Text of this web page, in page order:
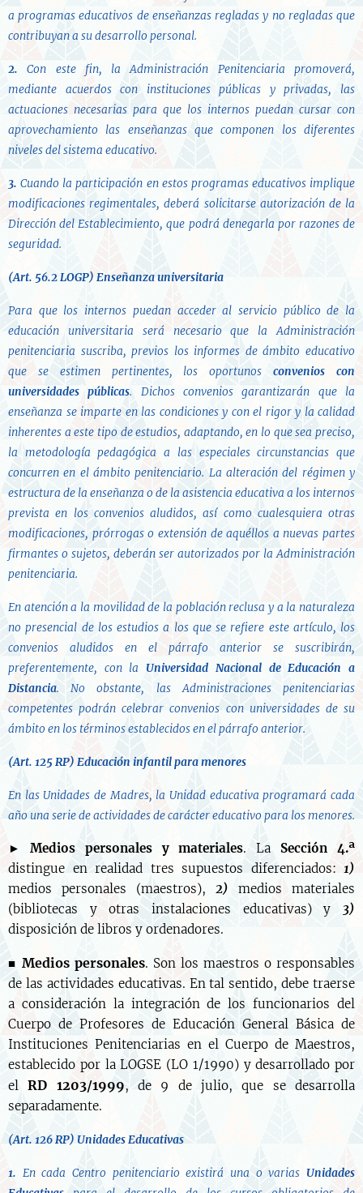
a programas educativos de enseñanzas regladas y no regladas que
contribuyan a su desarrollo personal.
2. Con este fin, la Administración Penitenciaria promoverá,
mediante acuerdos con instituciones públicas y privadas, las
actuaciones necesarias para que los internos puedan cursar con
aprovechamiento las enseñanzas que componen los diferentes
niveles del sistema educativo.
3. Cuando la participación en estos programas educativos implique
modificaciones regimentales, deberá solicitarse autorización de la
Dirección del Establecimiento, que podrá denegarla por razones de
seguridad.
(Art. 56.2 LOGP) Enseñanza universitaria
Para que los internos puedan acceder al servicio público de la
educación universitaria será necesario que la Administración
penitenciaria suscriba, previos los informes de ámbito educativo
que se estimen pertinentes, los oportunosconvenios con
universidades públicas. Dichos convenios garantizarán que la
enseñanza se imparte en las condiciones y con el rigor y la calidad
inherentes a este tipo de estudios, adaptando, en lo que sea preciso,
la metodología pedagógica a las especiales circunstancias que
concurren en el ámbito penitenciario. La alteración del régimen y
estructura de la enseñanza o de la asistencia educativa a los internos
prevista en los convenios aludidos, así como cualesquiera otras
modificaciones, prórrogas o extensión de aquéllos a nuevas partes
firmantes o sujetos, deberán ser autorizados por la Administración
penitenciaria.
En atención a la movilidad de la población reclusa y a la naturaleza
no presencial de los estudios a los que se refiere este artículo, los
convenios aludidos en el párrafo anterior se suscribirán,
preferentemente, con laUniversidad Nacional de Educación a
Distancia. No obstante, las Administraciones penitenciarias
competentes podrán celebrar convenios con universidades de su
ámbito en los términos establecidos en el párrafo anterior.
(Art. 125 RP) Educación infantil para menores
En las Unidades de Madres, la Unidad educativa programará cada
año una serie de actividades de carácter educativo para los menores.
► Medios personales y materiales. LaSección 4.ª
distingue en realidad tres supuestos diferenciados: 1)
medios personales (maestros), 2) medios materiales
(bibliotecas y otras instalaciones educativas) y 3)
disposición de libros y ordenadores.
■ Medios personales. Son los maestros o responsables
de las actividades educativas. En tal sentido, debe traerse
a consideración la integración de los funcionarios del
Cuerpo de Profesores de Educación General Básica de
Instituciones Penitenciarias en el Cuerpo de Maestros,
establecido por la LOGSE (LO 1/1990) y desarrollado por
elRD 1203/1999, de 9 de julio, que se desarrolla
separadamente.
(Art. 126 RP) Unidades Educativas
1. En cada Centro penitenciario existirá una o varias Unidades